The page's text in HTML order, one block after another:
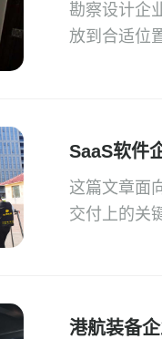
勘察设计企
放到合适位
SaaS软件
这篇文章面
交付上的关
港航装备